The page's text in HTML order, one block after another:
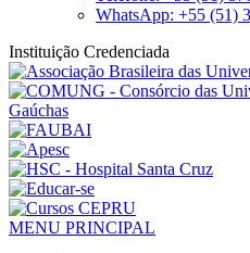
WhatsApp: +55 (51)
Instituição Credenciada
MENU PRINCIPAL